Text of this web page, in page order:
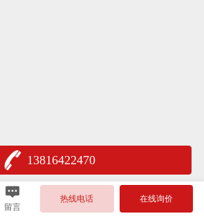
13816422470
留言
热线电话 在线询价